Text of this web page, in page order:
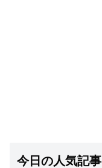
今日の人気記事